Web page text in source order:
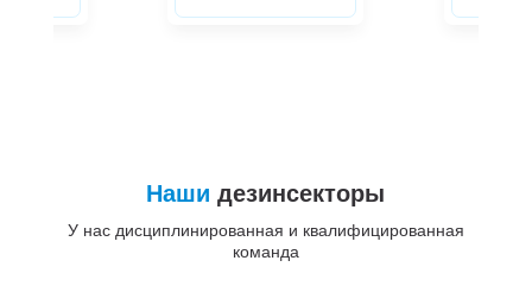
Наши дезинсекторы
У нас дисциплинированная и квалифицированная
команда